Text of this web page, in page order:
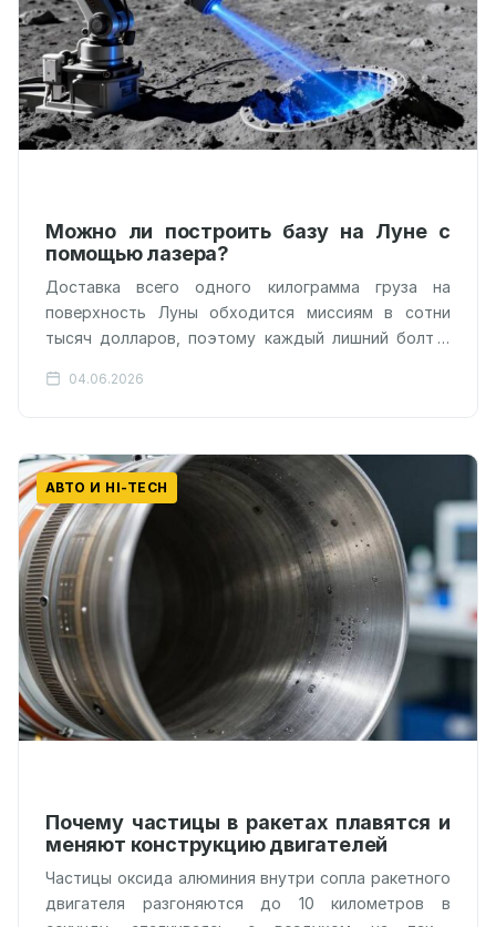
Можно ли построить базу на Луне с
помощью лазера?
Доставка всего одного килограмма груза на
поверхность Луны обходится миссиям в сотни
тысяч долларов, поэтому каждый лишний болт в
04.06.2026
АВТО И HI-TECH
Почему частицы в ракетах плавятся и
меняют конструкцию двигателей
Частицы оксида алюминия внутри сопла ракетного
двигателя разгоняются до 10 километров в